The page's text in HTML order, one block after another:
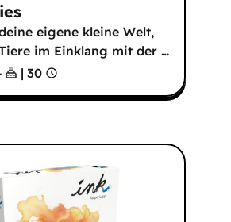
eigene kleine Welt,
im Einklang mit der …
| 30